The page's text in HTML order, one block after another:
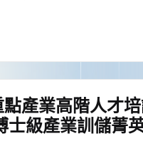
產業高階人才
士級產業訓儲菁